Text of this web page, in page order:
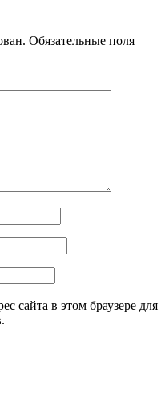
Обязательные поля
сайта в этом браузере для